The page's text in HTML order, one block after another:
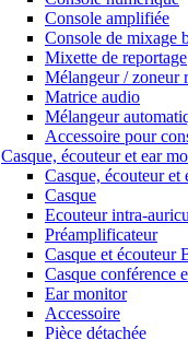
Console amplifiée
Console de mixage
Mixette de reportage
Mélangeur / zoneur
Matrice audio
Mélangeur
Accessoire pour
Casque, écouteur et ear
Casque, écouteur et
Casque
Ecouteur intra-
Préamplificateur
Casque et écouteur
Casque conférence
Ear monitor
Accessoire
Pièce détachée